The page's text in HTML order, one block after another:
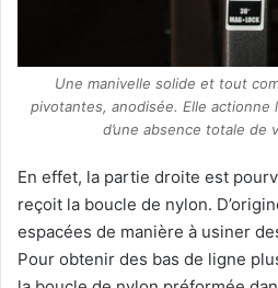
Une manivelle solide et tout
pivotantes, anodisée. Elle
d’une absence totale de
En effet, la partie droite est
reçoit la boucle de nylon.
espacées de manière à usiner
Pour obtenir des bas de ligne